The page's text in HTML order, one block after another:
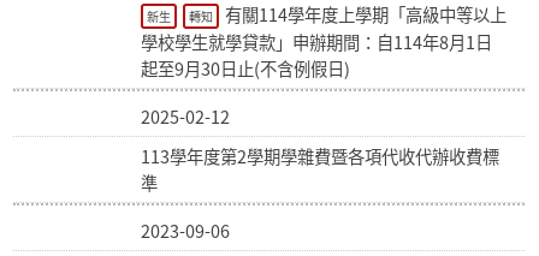
新生 轉知
有關114學年度上學期「高級中等以上
學校學生就學貸款」申辦期間：自114年8月1日
起至9月30日止(不含例假日)
2025-02-12
113學年度第2學期學雜費暨各項代收代辦收費標
準
2023-09-06